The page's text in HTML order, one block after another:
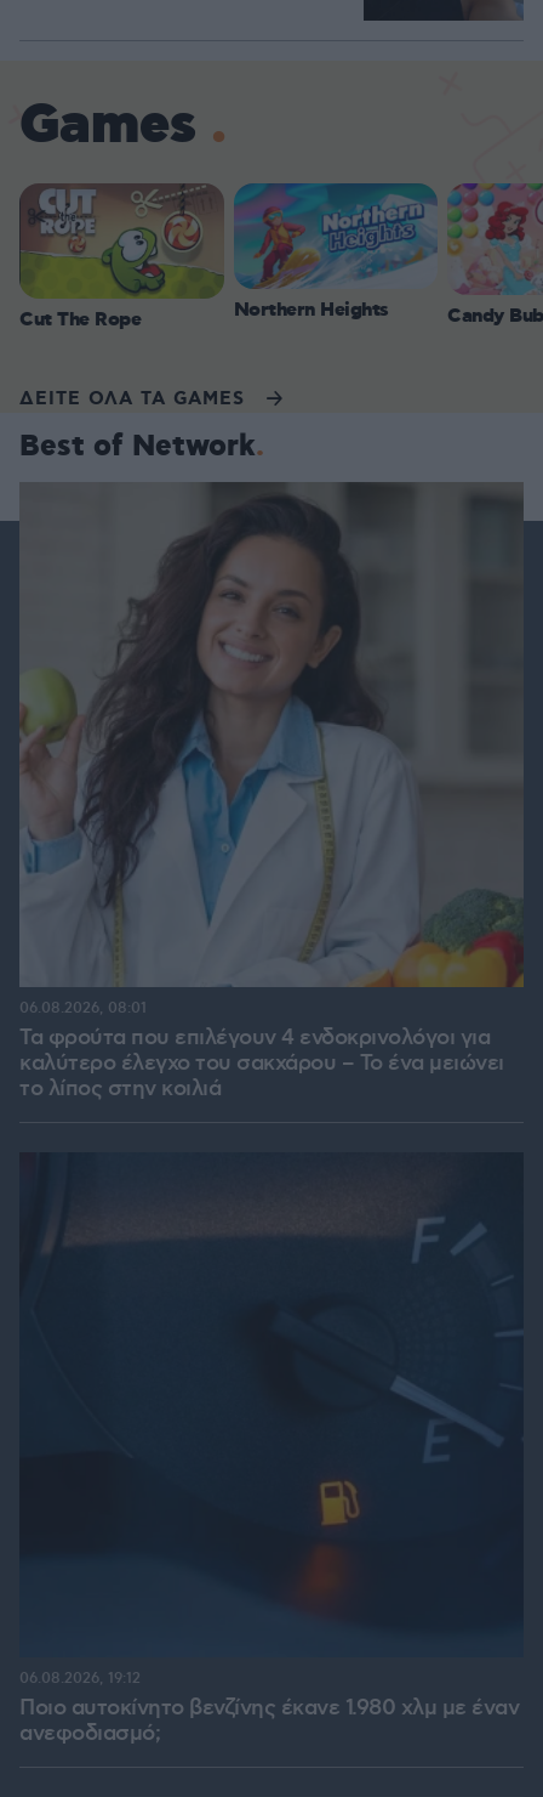
Games
Cut The Rope Northern Heights Candy
ΔΕΙΤΕ ΟΛΑ ΤΑ GAMES
Best of Network
Τα φρούτα που επιλέγουν 4 ενδοκρινολόγοι για
καλύτερο έλεγχο του σακχάρου – Το ένα μειώνει
το λίπος στην κοιλιά
06.08.2026, 08:01
Ποιο αυτοκίνητο βενζίνης έκανε 1.980 χλμ με έναν
ανεφοδιασμό;
06.08.2026, 19:12